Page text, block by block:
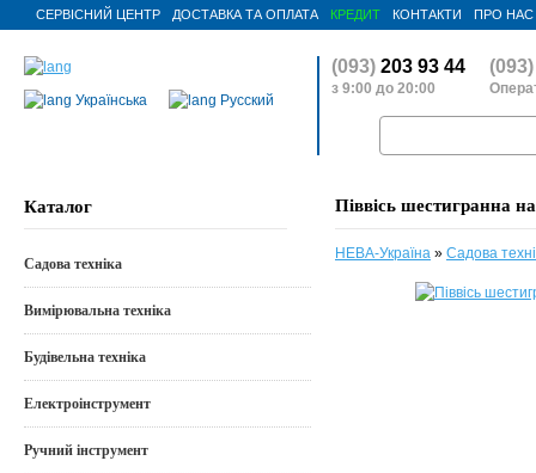
СЕРВІСНИЙ ЦЕНТР ДОСТАВКА ТА ОПЛАТА КРЕДИТ КОНТАКТИ ПРО НАС
Українська Русский
(093) 203 93 44 (093)
з 9:00 до 20:00
Піввісь шестигранна
НЕВА-Україна » Садова
Каталог
Садова техніка
Вимірювальна техніка
Будівельна техніка
Електроінструмент
Ручний інструмент